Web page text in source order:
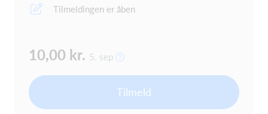
Tilmeldingen er åben
10,00 kr. 5. sep
Tilmeld